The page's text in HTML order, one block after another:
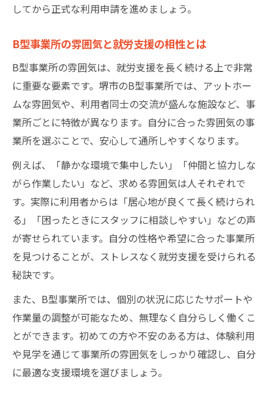
してから正式な利用申請を進めましょう。
B型事業所の雰囲気と就労支援の相性とは
B型事業所の雰囲気は、就労支援を長く続ける上で非常
に重要な要素です。堺市のB型事業所では、アットホー
ムな雰囲気や、利用者同士の交流が盛んな施設など、事
業所ごとに特徴が異なります。自分に合った雰囲気の事
業所を選ぶことで、安心して通所しやすくなります。
例えば、「静かな環境で集中したい」「仲間と協力しな
がら作業したい」など、求める雰囲気は人それぞれで
す。実際に利用者からは「居心地が良くて長く続けられ
る」「困ったときにスタッフに相談しやすい」などの声
が寄せられています。自分の性格や希望に合った事業所
を見つけることが、ストレスなく就労支援を受けられる
秘訣です。
また、B型事業所では、個別の状況に応じたサポートや
作業量の調整が可能なため、無理なく自分らしく働くこ
とができます。初めての方や不安のある方は、体験利用
や見学を通じて事業所の雰囲気をしっかり確認し、自分
に最適な支援環境を選びましょう。